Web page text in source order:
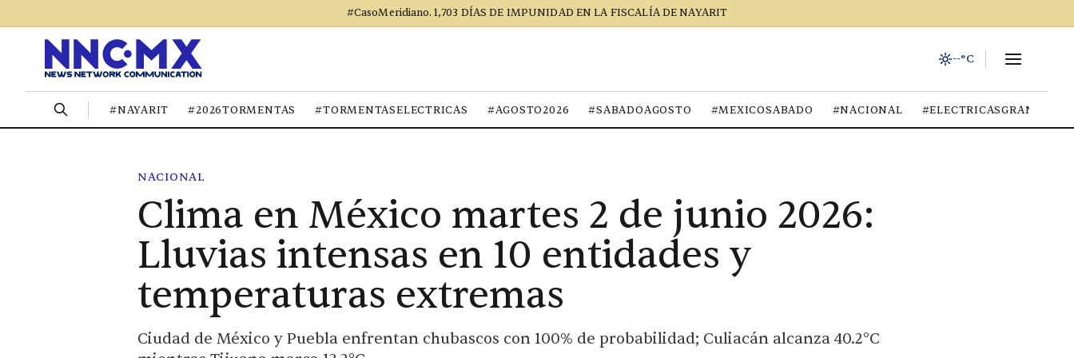
#CasoMeridiano. 1,703 DÍAS DE IMPUNIDAD EN LA FISCALÍA DE NAYARIT
--°C
#NAYARIT #2026TORMENTAS #TORMENTASELECTRICAS #AGOSTO2026 #SABADOAGOSTO #MEXICOSABADO #NACIONAL #ELECTRICASGRANIZO
NACIONAL
Clima en México martes 2 de junio 2026:
Lluvias intensas en 10 entidades y
temperaturas extremas
Ciudad de México y Puebla enfrentan chubascos con 100% de probabilidad; Culiacán alcanza 40.2°C